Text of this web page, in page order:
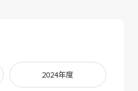
2024年度